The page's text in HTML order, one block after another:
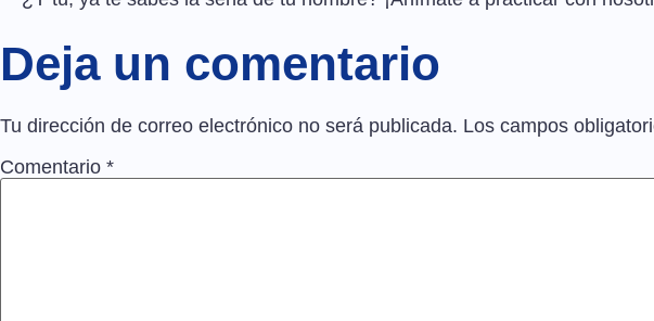
Deja un comentario
Tu dirección de correo electrónico no será publicada. Los campos
Comentario *